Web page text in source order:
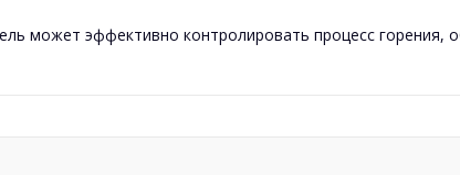
может эффективно контролировать процесс горения,